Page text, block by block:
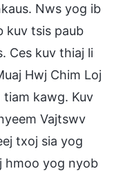
Nws yog ib
kuv tsis paub
Ces kuv thiaj li
Hwj Chim Loj
tiam kawg. Kuv
Vajtswv
txoj sia yog
hmoo yog nyob